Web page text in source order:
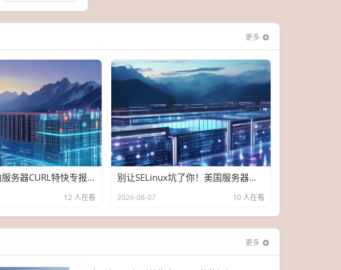
更多
手慢无！国内服务器CURL特快专报，核心机房骨折价，晚一秒流量费翻倍
12 人在看
别让SELinux坑了你！美国服务器选购+配置实战手册（附测试IP）
2026-08-07 10 人在看
更多